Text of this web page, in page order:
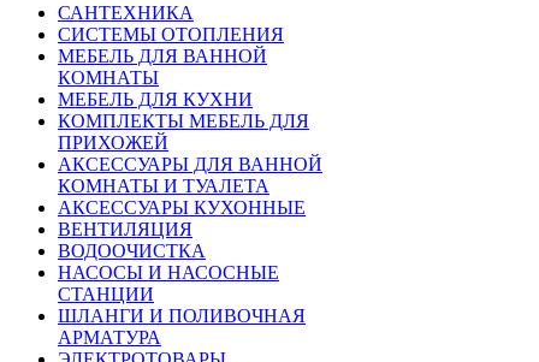
САНТЕХНИКА
СИСТЕМЫ ОТОПЛЕНИЯ
МЕБЕЛЬ ДЛЯ ВАННОЙ
КОМНАТЫ
МЕБЕЛЬ ДЛЯ КУХНИ
КОМПЛЕКТЫ МЕБЕЛЬ ДЛЯ
ПРИХОЖЕЙ
АКСЕССУАРЫ ДЛЯ ВАННОЙ
КОМНАТЫ И ТУАЛЕТА
АКСЕССУАРЫ КУХОННЫЕ
ВЕНТИЛЯЦИЯ
ВОДООЧИСТКА
НАСОСЫ И НАСОСНЫЕ
СТАНЦИИ
ШЛАНГИ И ПОЛИВОЧНАЯ
АРМАТУРА